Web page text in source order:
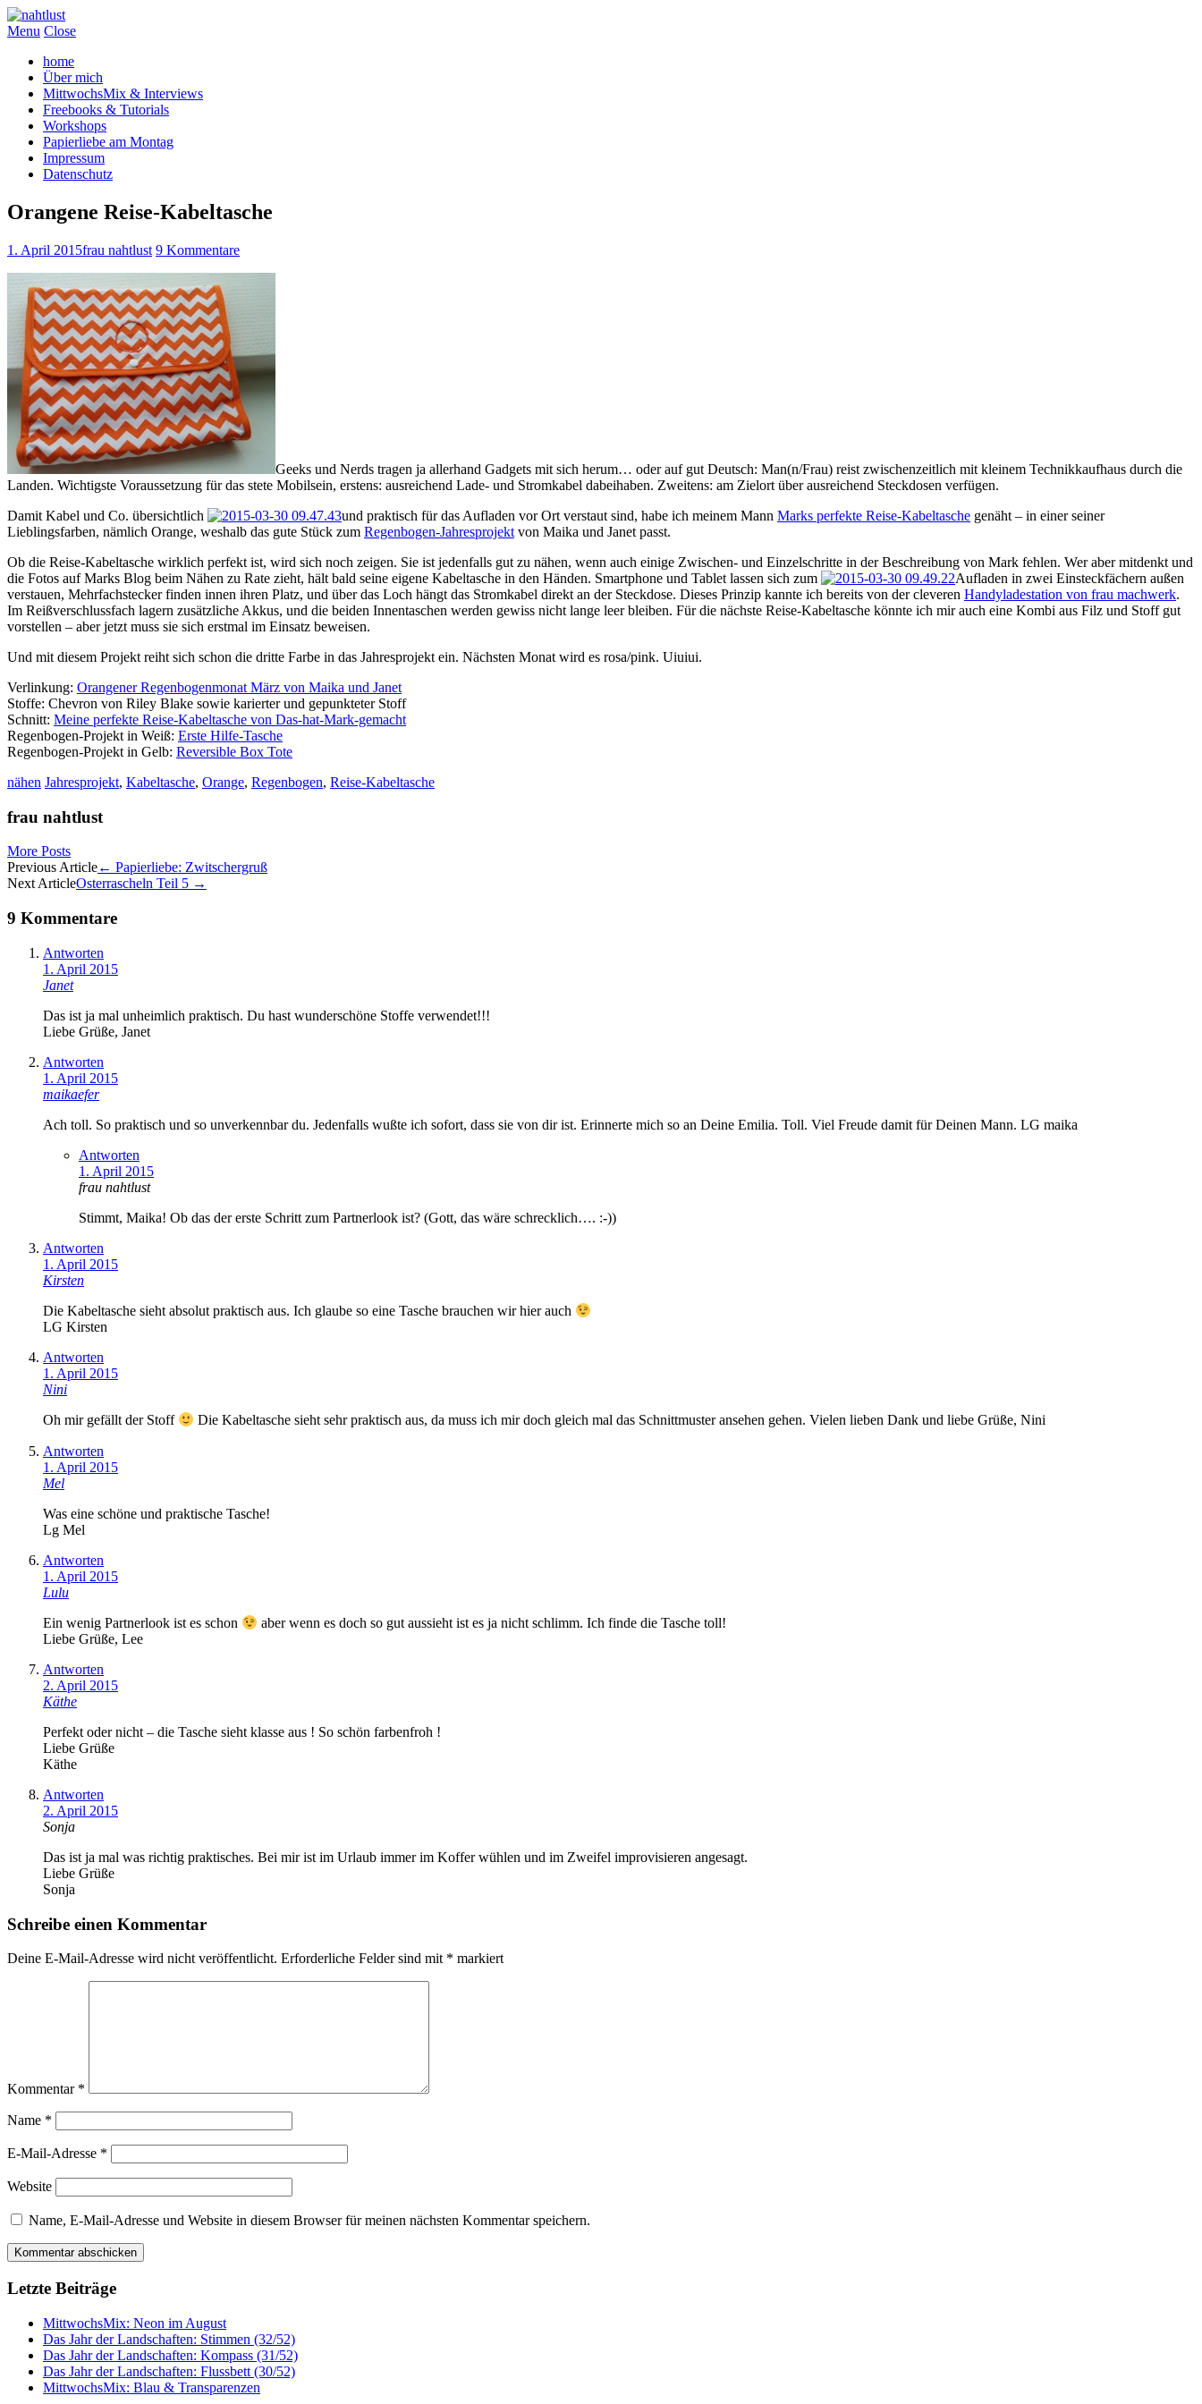
Menu Close
home
Über mich
MittwochsMix & Interviews
Freebooks & Tutorials
Workshops
Papierliebe am Montag
Impressum
Datenschutz
Orangene Reise-Kabeltasche
1. April 2015frau nahtlust 9 Kommentare
Geeks und Nerds tragen ja allerhand Gadgets mit sich herum… oder auf gut Deutsch: Man(n/Frau) reist zwischenzeitlich mit kleinem Technikkaufhaus durch die
Landen. Wichtigste Voraussetzung für das stete Mobilsein, erstens: ausreichend Lade- und Stromkabel dabeihaben. Zweitens: am Zielort über ausreichend Steckdosen verfügen.
Damit Kabel und Co. übersichtlich
und praktisch für das Aufladen vor Ort verstaut sind, habe ich meinem Mann Marks perfekte Reise-Kabeltasche genäht – in einer seiner
Lieblingsfarben, nämlich Orange, weshalb das gute Stück zum Regenbogen-Jahresprojekt von Maika und Janet passt.
Ob die Reise-Kabeltasche wirklich perfekt ist, wird sich noch zeigen. Sie ist jedenfalls gut zu nähen, wenn auch einige Zwischen- und Einzelschritte in der Beschreibung von Mark fehlen. Wer aber mitdenkt und
die Fotos auf Marks Blog beim Nähen zu Rate zieht, hält bald seine eigene Kabeltasche in den Händen. Smartphone und Tablet lassen sich zum
Aufladen in zwei Einsteckfächern außen
verstauen, Mehrfachstecker finden innen ihren Platz, und über das Loch hängt das Stromkabel direkt an der Steckdose. Dieses Prinzip kannte ich bereits von der cleveren Handyladestation von frau machwerk.
Im Reißverschlussfach lagern zusätzliche Akkus, und die beiden Innentaschen werden gewiss nicht lange leer bleiben. Für die nächste Reise-Kabeltasche könnte ich mir auch eine Kombi aus Filz und Stoff gut
vorstellen – aber jetzt muss sie sich erstmal im Einsatz beweisen.
Und mit diesem Projekt reiht sich schon die dritte Farbe in das Jahresprojekt ein. Nächsten Monat wird es rosa/pink. Uiuiui.
Verlinkung: Orangener Regenbogenmonat März von Maika und Janet
Stoffe: Chevron von Riley Blake sowie karierter und gepunkteter Stoff
Schnitt: Meine perfekte Reise-Kabeltasche von Das-hat-Mark-gemacht
Regenbogen-Projekt in Weiß: Erste Hilfe-Tasche
Regenbogen-Projekt in Gelb: Reversible Box Tote
nähen Jahresprojekt, Kabeltasche, Orange, Regenbogen, Reise-Kabeltasche
frau nahtlust
More Posts
Artikel-
Navigation
Previous Article← Papierliebe: Zwitschergruß
Next ArticleOsterrascheln Teil 5 →
9 Kommentare
Antworten
1. April 2015
Janet
Das ist ja mal unheimlich praktisch. Du hast wunderschöne Stoffe verwendet!!!
Liebe Grüße, Janet
Antworten
1. April 2015
maikaefer
Ach toll. So praktisch und so unverkennbar du. Jedenfalls wußte ich sofort, dass sie von dir ist. Erinnerte mich so an Deine Emilia. Toll. Viel Freude damit für Deinen Mann. LG maika
Antworten
1. April 2015
frau nahtlust
Stimmt, Maika! Ob das der erste Schritt zum Partnerlook ist? (Gott, das wäre schrecklich…. :-))
Antworten
1. April 2015
Kirsten
Die Kabeltasche sieht absolut praktisch aus. Ich glaube so eine Tasche brauchen wir hier auch
LG Kirsten
Antworten
1. April 2015
Nini
Oh mir gefällt der Stoff
Die Kabeltasche sieht sehr praktisch aus, da muss ich mir doch gleich mal das Schnittmuster ansehen gehen. Vielen lieben Dank und liebe Grüße, Nini
Antworten
1. April 2015
Mel
Was eine schöne und praktische Tasche!
Lg Mel
Antworten
1. April 2015
Lulu
Ein wenig Partnerlook ist es schon
aber wenn es doch so gut aussieht ist es ja nicht schlimm. Ich finde die Tasche toll!
Liebe Grüße, Lee
Antworten
2. April 2015
Käthe
Perfekt oder nicht – die Tasche sieht klasse aus ! So schön farbenfroh !
Liebe Grüße
Käthe
Antworten
2. April 2015
Sonja
Das ist ja mal was richtig praktisches. Bei mir ist im Urlaub immer im Koffer wühlen und im Zweifel improvisieren angesagt.
Liebe Grüße
Sonja
Schreibe einen Kommentar
Deine E-Mail-Adresse wird nicht veröffentlicht. Erforderliche Felder sind mit * markiert
Kommentar *
Name *
E-Mail-Adresse *
Website
Name, E-Mail-Adresse und Website in diesem Browser für meinen nächsten Kommentar speichern.
Letzte Beiträge
MittwochsMix: Neon im August
Das Jahr der Landschaften: Stimmen (32/52)
Das Jahr der Landschaften: Kompass (31/52)
Das Jahr der Landschaften: Flussbett (30/52)
MittwochsMix: Blau & Transparenzen